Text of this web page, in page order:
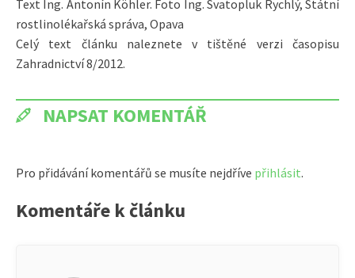
Text Ing. Antonín Köhler. Foto Ing. Svatopluk Rychlý, Státní
rostlinolékařská správa, Opava
Celý text článku naleznete v tištěné verzi časopisu
Zahradnictví 8/2012.
NAPSAT KOMENTÁŘ
Pro přidávání komentářů se musíte nejdříve přihlásit.
Komentáře k článku